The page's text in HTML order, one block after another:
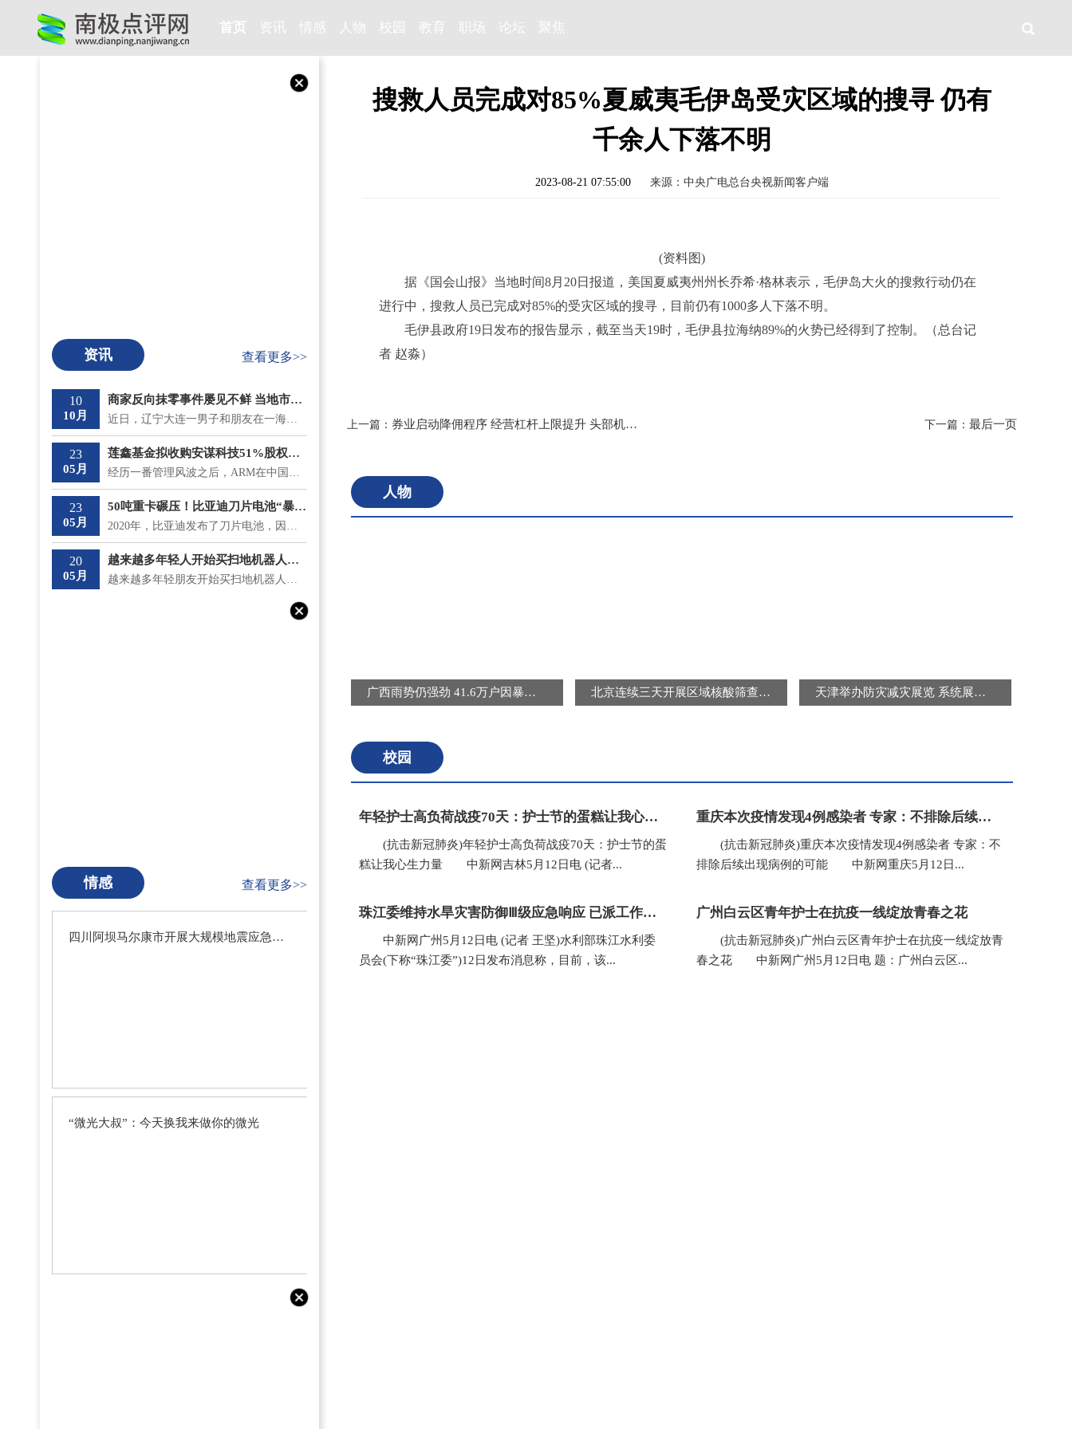
首页 资讯 情感 人物 校园 教育 职场 论坛 聚焦
资讯 查看更多>>
10
10月
商家反向抹零事件屡见不鲜 当地市监局最新回应将“零容忍”态度打击
近日，辽宁大连一男子和朋友在一海鲜大排档吃饭，总共消费了930 9元，收款时却被反向抹零收取了931元。...
23
05月
莲鑫基金拟收购安谋科技51%股权？安鑫集团回应
经历一番管理风波之后，ARM在中国的分支安谋中国逐渐安稳下来，但是5月18日，神秘冒出的莲鑫集团公告称...
23
05月
50吨重卡碾压！比亚迪刀片电池“暴力”性能“测试”成功
2020年，比亚迪发布了刀片电池，因其成功通过了国内最严苛的针刺测试不起火，一时间名声大噪;而且在安全...
20
05月
越来越多年轻人开始买扫地机器人了 涨价和买贵意味着什么？
越来越多年轻朋友开始买扫地机器人了，不仅如此，他们还专挑贵的买。在《一点财经》的调研中，有不少90...
情感 查看更多>>
四川阿坝马尔康市开展大规模地震应急疏散演练暨地震预警系统测试
“微光大叔”：今天换我来做你的微光
搜救人员完成对85%夏威夷毛伊岛受灾区域的搜寻 仍有
千余人下落不明
2023-08-21 07:55:00 来源：中央广电总台央视新闻客户端
(资料图)
据《国会山报》当地时间8月20日报道，美国夏威夷州州长乔希·格林表示，毛伊岛大火的搜救行动仍在
进行中，搜救人员已完成对85%的受灾区域的搜寻，目前仍有1000多人下落不明。
毛伊县政府19日发布的报告显示，截至当天19时，毛伊县拉海纳89%的火势已经得到了控制。（总台记
者 赵淼）
上一篇： 券业启动降佣程序 经营杠杆上限提升 头部机构优先受益 下一篇： 最后一页
人物
广西雨势仍强劲 41.6万户因暴雨受灾用户恢复供电 北京连续三天开展区域核酸筛查 “封城”“静默”是谣言 天津举办防灾减灾展览 系统展示防灾减灾知识及避灾自救技能
校园
年轻护士高负荷战疫70天：护士节的蛋糕让我心生力量
(抗击新冠肺炎)年轻护士高负荷战疫70天：护士节的蛋
糕让我心生力量 中新网吉林5月12日电 (记者...
重庆本次疫情发现4例感染者 专家：不排除后续出现病例的可能
(抗击新冠肺炎)重庆本次疫情发现4例感染者 专家：不
排除后续出现病例的可能 中新网重庆5月12日...
珠江委维持水旱灾害防御Ⅲ级应急响应 已派工作组赴粤桂闽等地
中新网广州5月12日电 (记者 王坚)水利部珠江水利委
员会(下称“珠江委”)12日发布消息称，目前，该...
广州白云区青年护士在抗疫一线绽放青春之花
(抗击新冠肺炎)广州白云区青年护士在抗疫一线绽放青
春之花 中新网广州5月12日电 题：广州白云区...